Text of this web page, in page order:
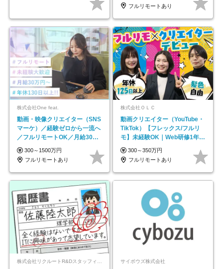
フルリモートあり
株式会社One feat.
動画・映像クリエイター（SNS
マーケ）／経験ゼロから一流へ
／フルリモートOK／月給30万
円～／年休130日以上
300～1500万円
フルリモートあり
株式会社ＯＬＣ
動画クリエイター（YouTube・
TikTok）【フレックス/フルリ
モ】未経験OK｜Web研修1年間
｜副業OK
300～350万円
フルリモートあり
株式会社リクルートR&Dスタッフィング【リクルートグループ】 サイボウズ株式会社